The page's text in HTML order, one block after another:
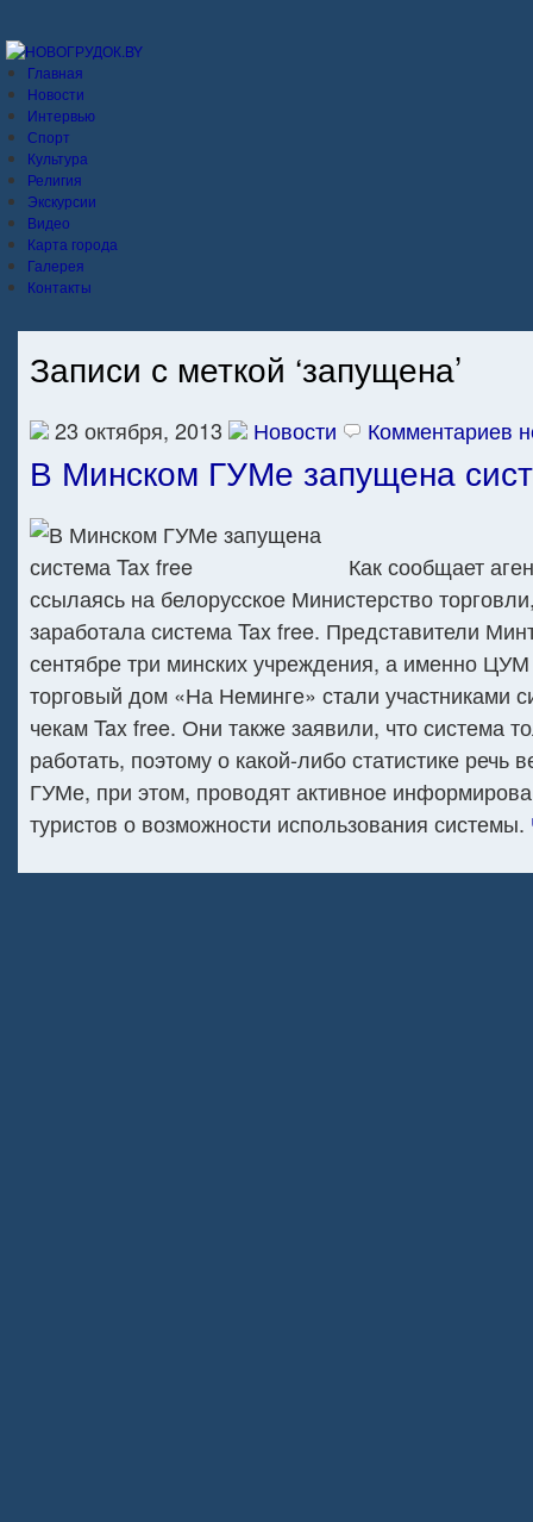
Главная
Новости
Интервью
Спорт
Культура
Религия
Экскурсии
Видео
Карта города
Галерея
Контакты
Записи с меткой ‘запущена’
23 октября, 2013 Новости Комментариев
В Минском ГУМе запущена
Как сообщает
ссылаясь на белорусское Министерство
заработала система Tax free. Представители
сентябре три минских учреждения, а именно
торговый дом «На Неминге» стали участниками
чекам Tax free. Они также заявили, что система
работать, поэтому о какой-либо статистике речь
ГУМе, при этом, проводят активное
туристов о возможности использования системы.